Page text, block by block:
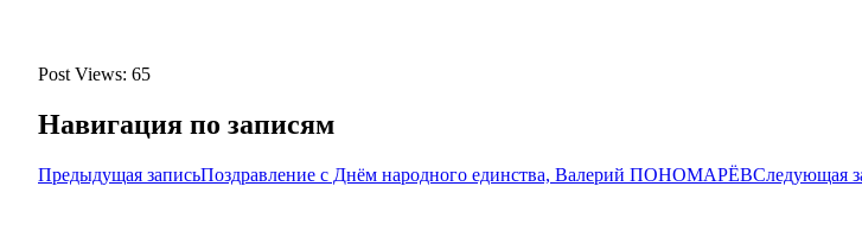
Post Views: 65
Навигация по записям
Предыдущая записьПоздравление с Днём народного единства, Валерий ПОНОМАРЁВСледующая